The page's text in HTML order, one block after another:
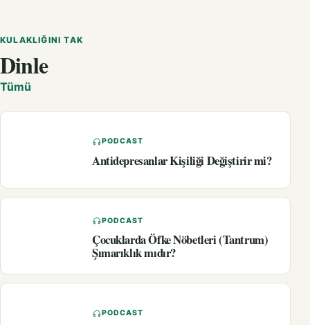
KULAKLIĞINI TAK
Dinle
Tümü
PODCAST
Antidepresanlar Kişiliği Değiştirir mi?
PODCAST
Çocuklarda Öfke Nöbetleri (Tantrum)
Şımarıklık mıdır?
PODCAST